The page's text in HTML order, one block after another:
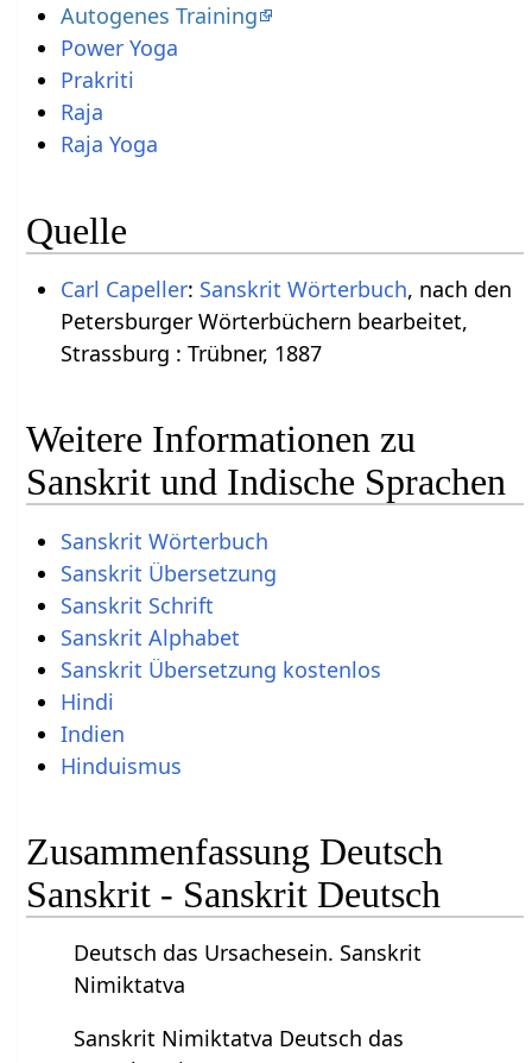
Autogenes Training
Power Yoga
Prakriti
Raja
Raja Yoga
Quelle
Carl Capeller: Sanskrit Wörterbuch, nach den
Petersburger Wörterbüchern bearbeitet,
Strassburg : Trübner, 1887
Weitere Informationen zu
Sanskrit und Indische Sprachen
Sanskrit Wörterbuch
Sanskrit Übersetzung
Sanskrit Schrift
Sanskrit Alphabet
Sanskrit Übersetzung kostenlos
Hindi
Indien
Hinduismus
Zusammenfassung Deutsch
Sanskrit - Sanskrit Deutsch
Deutsch das Ursachesein. Sanskrit
Nimiktatva
Sanskrit Nimiktatva Deutsch das